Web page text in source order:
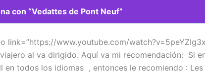
con “Vedattes de Pont Neuf”
link=”https://www.youtube.com/
al va dirigido. Aquí va mi recomendación: Si
en todos los idiomas , entonces le recomiendo :